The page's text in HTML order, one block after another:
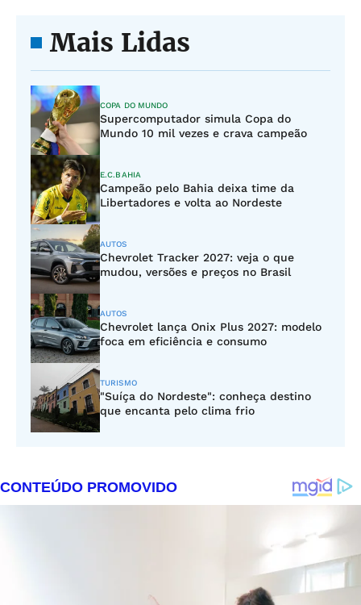
Mais Lidas
COPA DO MUNDO
Supercomputador simula Copa do
Mundo 10 mil vezes e crava campeão
E.C.BAHIA
Campeão pelo Bahia deixa time da
Libertadores e volta ao Nordeste
AUTOS
Chevrolet Tracker 2027: veja o que
mudou, versões e preços no Brasil
AUTOS
Chevrolet lança Onix Plus 2027: modelo
foca em eficiência e consumo
TURISMO
"Suíça do Nordeste": conheça destino
que encanta pelo clima frio